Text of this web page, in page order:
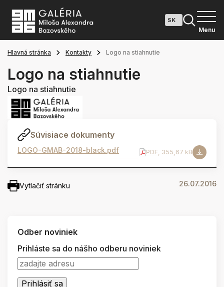
Menu
Hlavná stránka Kontakty Logo na stiahnutie
Logo na stiahnutie
Logo na stiahnutie
Súvisiace dokumenty
LOGO-GMAB-2018-black.pdf PDF , 355,67 kB
Vytlačiť stránku 26.07.2016
Odber noviniek
Prihláste sa do nášho odberu noviniek